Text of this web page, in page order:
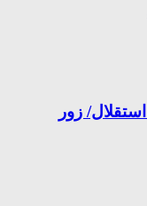
دربی ۱۰۶ پایتخت؛ پرسپولیس ۰ – ۰ استقلال/ زور